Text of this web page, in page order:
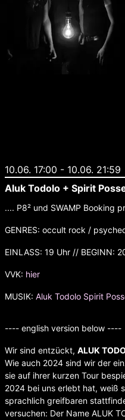
10.06. 17:00 - 10.06. 21:59
Aluk Todolo + Spirit
.... P8² und SWAMP Booking
GENRES: occult rock /
EINLASS: 19 Uhr // BEGINN:
VVK: hier
MUSIK: Aluk Todolo Spirit
---- english version below ----
Wir sind entzückt, ALUK
Wie auch 2024 sind wir der
sie auf ihrer kurzen Tour
2024 bei uns erlebt hat, weiß
sprachlich greifbaren
versuchen: Der Name ALUK